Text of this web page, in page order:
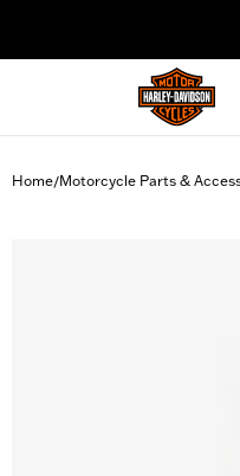
Home/Motorcycle Parts &